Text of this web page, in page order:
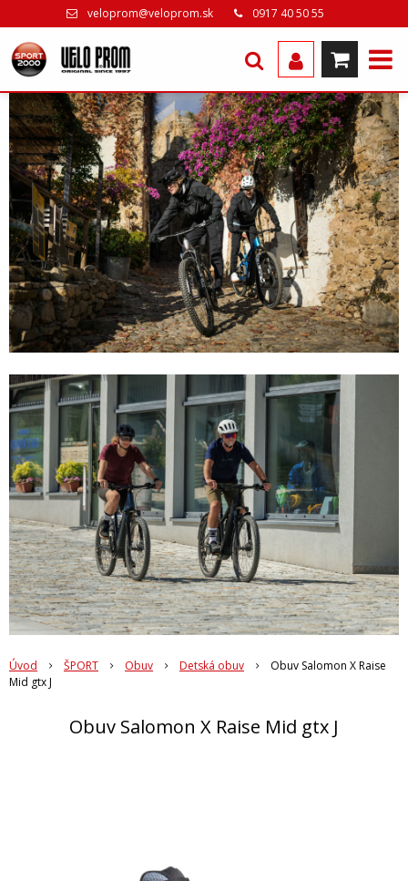
veloprom@veloprom.sk 0917 40 50 55
Úvod ŠPORT Obuv Detská obuv
Obuv Salomon X Raise
Mid gtx J
Obuv Salomon X Raise Mid gtx J